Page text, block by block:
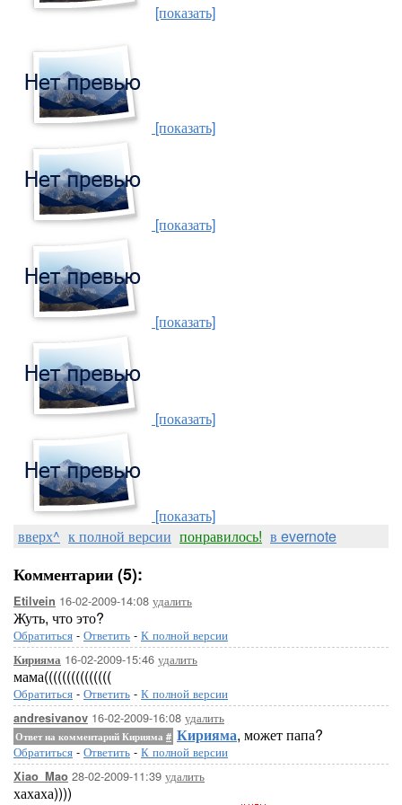
[показать]
[показать]
[показать]
[показать]
[показать]
[показать]
вверх^ к полной версии понравилось! в evernote
Комментарии (5):
Etilvein 16-02-2009-14:08 удалить
Жуть, что это?
Обратиться - Ответить - К полной версии
Кирияма 16-02-2009-15:46 удалить
мама(((((((((((((((
Обратиться - Ответить - К полной версии
andresivanov 16-02-2009-16:08 удалить
Ответ на комментарий Кирияма # Кирияма, может папа?
Обратиться - Ответить - К полной версии
Xiao_Mao 28-02-2009-11:39 удалить
хахаха))))